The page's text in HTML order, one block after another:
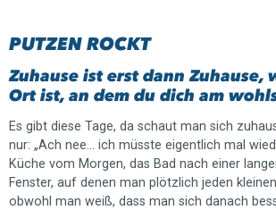
PUTZEN ROCKT
Zuhause ist erst dann Zuhause,
Ort ist, an dem du dich am
Es gibt diese Tage, da schaut man sich
nur: „Ach nee… ich müsste eigentlich mal
Küche vom Morgen, das Bad nach einer
Fenster, auf denen man plötzlich jeden
obwohl man weiß, dass man sich danach